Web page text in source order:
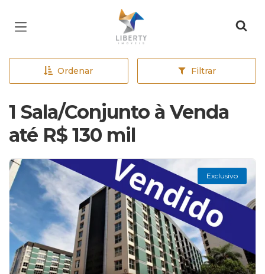
Página inicial
Ordenar Filtrar
1 Sala/Conjunto à Venda
até R$ 130 mil
Exclusivo